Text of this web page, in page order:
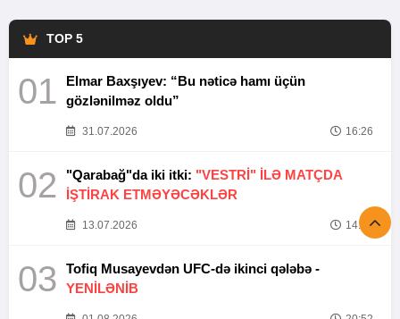
TOP 5
01
Elmar Baxşıyev: “Bu nəticə hamı üçün
gözlənilməz oldu”
31.07.2026 16:26
02 "Qarabağ"da iki itki: "VESTRİ" İLƏ MATÇDA
İŞTİRAK ETMƏYƏCƏKLƏR
13.07.2026 14:37
03
Tofiq Musayevdən UFC-də ikinci qələbə -
YENİLƏNİB